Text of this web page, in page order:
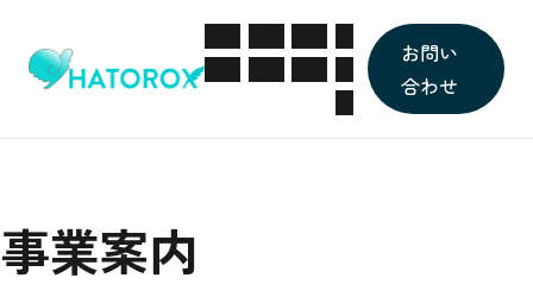
お問い
合わせ
事業案内